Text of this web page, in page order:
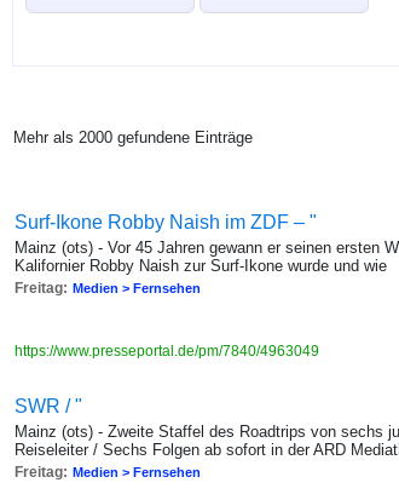
Mehr als 2000 gefundene Einträge
Surf-Ikone Robby Naish im ZDF – "
Mainz (ots) - Vor 45 Jahren gewann er seinen ersten
Kalifornier Robby Naish zur Surf-Ikone wurde und wie
Freitag: Medien > Fernsehen
https://www.presseportal.de/pm/7840/4963049
SWR / "
Mainz (ots) - Zweite Staffel des Roadtrips von sechs
Reiseleiter / Sechs Folgen ab sofort in der ARD
Freitag: Medien > Fernsehen